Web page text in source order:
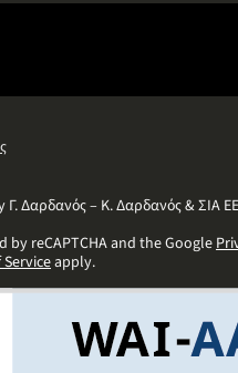
Δαρδανός – Κ. Δαρδανός & ΣΙΑ
by reCAPTCHA and the Google
apply.